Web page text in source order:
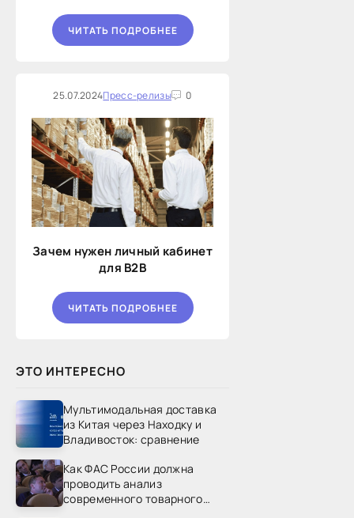
ЧИТАТЬ ПОДРОБНЕЕ
25.07.2024Пресс-релизы 0
Зачем нужен личный кабинет
для B2B
ЧИТАТЬ ПОДРОБНЕЕ
ЭТО ИНТЕРЕСНО
Мультимодальная доставка
из Китая через Находку и
Владивосток: сравнение
Как ФАС России должна
проводить анализ
современного товарного